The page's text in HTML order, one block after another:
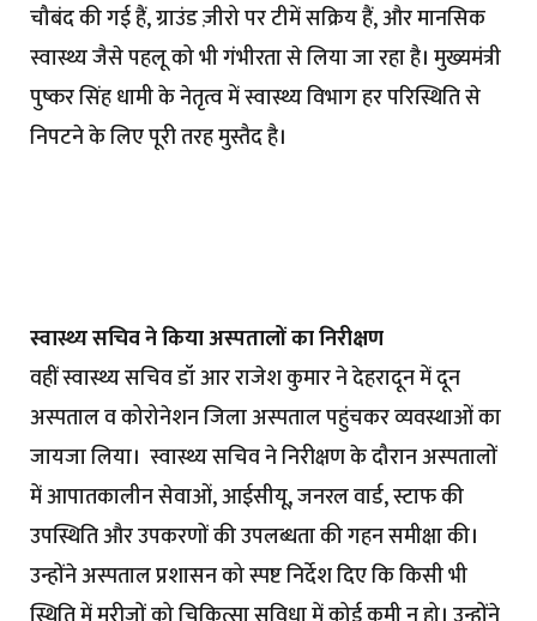
चौबंद की गई हैं, ग्राउंड ज़ीरो पर टीमें सक्रिय हैं, और मानसिक
स्वास्थ्य जैसे पहलू को भी गंभीरता से लिया जा रहा है। मुख्यमंत्री
पुष्कर सिंह धामी के नेतृत्व में स्वास्थ्य विभाग हर परिस्थिति से
निपटने के लिए पूरी तरह मुस्तैद है।
स्वास्थ्य सचिव ने किया अस्पतालों का निरीक्षण
वहीं स्वास्थ्य सचिव डॉ आर राजेश कुमार ने देहरादून में दून
अस्पताल व कोरोनेशन जिला अस्पताल पहुंचकर व्यवस्थाओं का
जायजा लिया। स्वास्थ्य सचिव ने निरीक्षण के दौरान अस्पतालों
में आपातकालीन सेवाओं, आईसीयू, जनरल वार्ड, स्टाफ की
उपस्थिति और उपकरणों की उपलब्धता की गहन समीक्षा की।
उन्होंने अस्पताल प्रशासन को स्पष्ट निर्देश दिए कि किसी भी